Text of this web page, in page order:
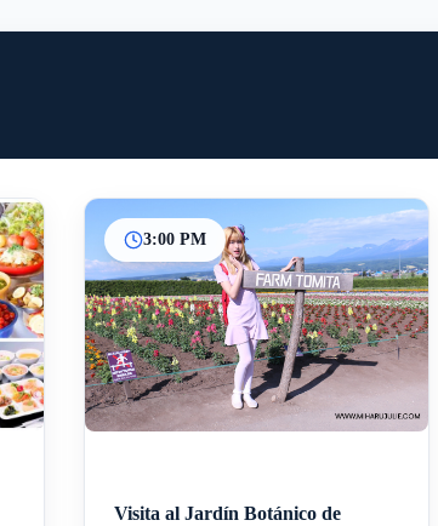
3:00 PM
Visita al Jardín Botánico de